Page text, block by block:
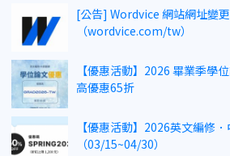
[公告] Wordvice 網站網址變
（wordvice.com/tw）
【優惠活動】2026 畢業季學
高優惠65折
【優惠活動】2026英文編修
（03/15~04/30）